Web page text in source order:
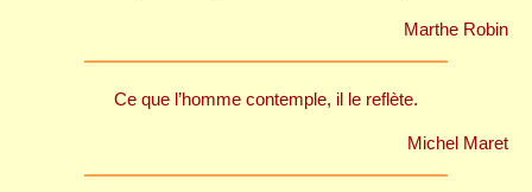
Marthe Robin
Ce que l’homme contemple, il le reflète.
Michel Maret